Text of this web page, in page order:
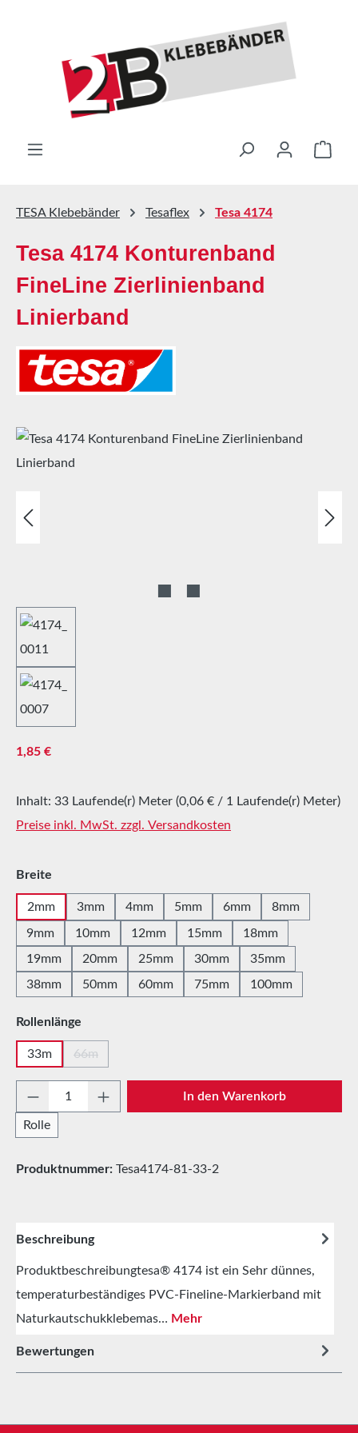
TESA Klebebänder Tesaflex Tesa 4174
Tesa 4174 Konturenband
FineLine Zierlinienband
Linierband
Bildergalerie überspringen
Regulärer Preis:
1,85 €
Inhalt: 33 Laufende(r) Meter (0,06 € / 1 Laufende(r) Meter)
Preise inkl. MwSt. zzgl. Versandkosten
Breite
2mm 3mm 4mm 5mm 6mm 8mm
9mm 10mm 12mm 15mm
18mm
19mm
20mm 25mm 30mm
35mm
38mm
50mm 60mm 75mm 100mm
Rollenlänge
33m 66m
Produkt Anzahl: Gib den gewünschten
Rolle
In den Warenkorb
Produktnummer: Tesa4174-81-33-2
Beschreibung
Produktbeschreibungtesa® 4174 ist ein Sehr dünnes,
temperaturbeständiges PVC-Fineline-Markierband mit
Naturkautschukklebemas… Mehr
Bewertungen